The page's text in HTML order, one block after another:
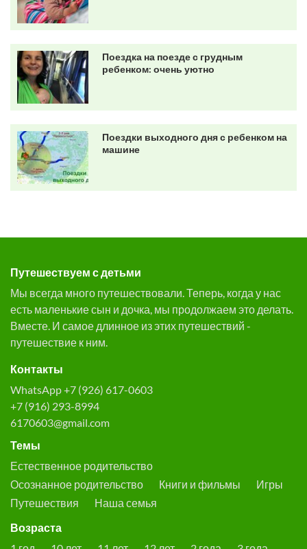
Поездка на поезде с грудным
ребенком: очень уютно
Поездки выходного дня с ребенком на
машине
Путешествуем с детьми
Мы всегда много путешествовали. Теперь, когда у нас
есть маленькие сын и дочка, мы продолжаем это делать.
Вместе. И самое длинное из этих путешествий -
путешествие к ним.
Контакты
WhatsApp +7 (926) 617-0603
+7 (916) 293-8994
6170603@gmail.com
Темы
Естественное родительство
Осознанное родительство
Книги и фильмы
Игры
Путешествия
Наша семья
Возраста